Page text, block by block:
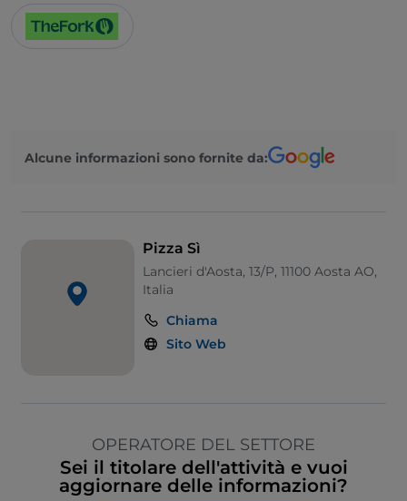
Alcune informazioni sono fornite da:
Pizza Sì
Lancieri d'Aosta, 13/P, 11100 Aosta AO,
Italia
Chiama
Sito Web
OPERATORE DEL SETTORE
Sei il titolare dell'attività e vuoi
aggiornare delle informazioni?